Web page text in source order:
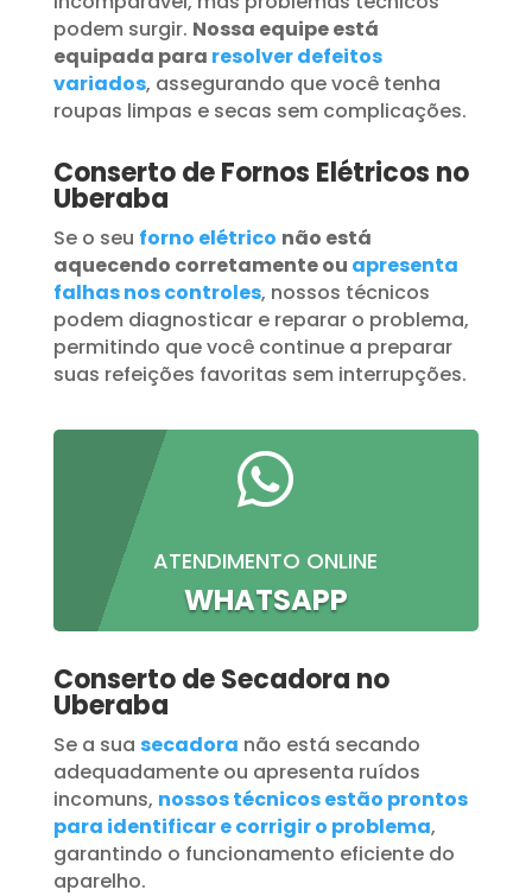
podem surgir. Nossa equipe está
equipada para resolver defeitos
variados, assegurando que você tenha
roupas limpas e secas sem complicações.
Conserto de Fornos Elétricos no
Uberaba
Se o seu forno elétrico não está
aquecendo corretamente ou apresenta
falhas nos controles, nossos técnicos
podem diagnosticar e reparar o problema,
permitindo que você continue a preparar
suas refeições favoritas sem interrupções.

ATENDIMENTO ONLINE
WHATSAPP
Conserto de Secadora no
Uberaba
Se a sua secadora não está secando
adequadamente ou apresenta ruídos
incomuns, nossos técnicos estão prontos
para identificar e corrigir o problema,
garantindo o funcionamento eficiente do
aparelho.